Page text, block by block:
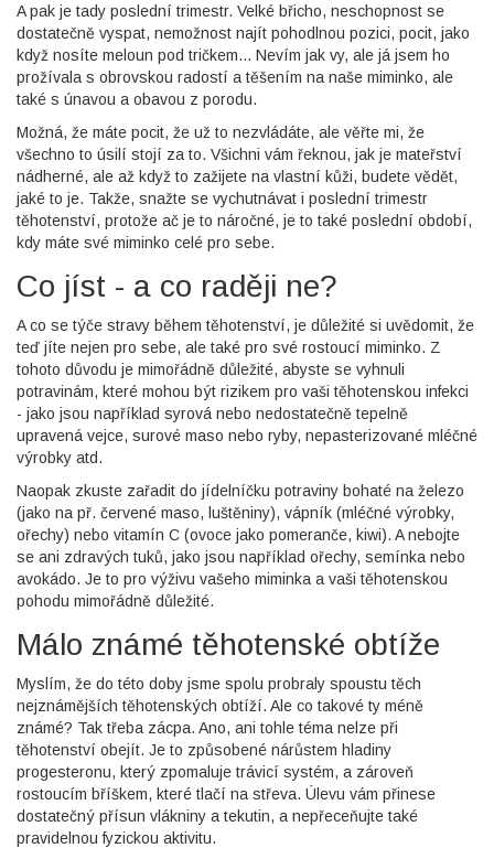
A pak je tady poslední trimestr. Velké břicho, neschopnost se
dostatečně vyspat, nemožnost najít pohodlnou pozici, pocit, jako
když nosíte meloun pod tričkem... Nevím jak vy, ale já jsem ho
prožívala s obrovskou radostí a těšením na naše miminko, ale
také s únavou a obavou z porodu.
Možná, že máte pocit, že už to nezvládáte, ale věřte mi, že
všechno to úsilí stojí za to. Všichni vám řeknou, jak je mateřství
nádherné, ale až když to zažijete na vlastní kůži, budete vědět,
jaké to je. Takže, snažte se vychutnávat i poslední trimestr
těhotenství, protože ač je to náročné, je to také poslední období,
kdy máte své miminko celé pro sebe.
Co jíst - a co raději ne?
A co se týče stravy během těhotenství, je důležité si uvědomit, že
teď jíte nejen pro sebe, ale také pro své rostoucí miminko. Z
tohoto důvodu je mimořádně důležité, abyste se vyhnuli
potravinám, které mohou být rizikem pro vaši těhotenskou infekci
- jako jsou například syrová nebo nedostatečně tepelně
upravená vejce, surové maso nebo ryby, nepasterizované mléčné
výrobky atd.
Naopak zkuste zařadit do jídelníčku potraviny bohaté na železo
(jako na př. červené maso, luštěniny), vápník (mléčné výrobky,
ořechy) nebo vitamín C (ovoce jako pomeranče, kiwi). A nebojte
se ani zdravých tuků, jako jsou například ořechy, semínka nebo
avokádo. Je to pro výživu vašeho miminka a vaši těhotenskou
pohodu mimořádně důležité.
Málo známé těhotenské obtíže
Myslím, že do této doby jsme spolu probraly spoustu těch
nejznámějších těhotenských obtíží. Ale co takové ty méně
známé? Tak třeba zácpa. Ano, ani tohle téma nelze při
těhotenství obejít. Je to způsobené nárůstem hladiny
progesteronu, který zpomaluje trávicí systém, a zároveň
rostoucím bříškem, které tlačí na střeva. Úlevu vám přinese
dostatečný přísun vlákniny a tekutin, a nepřeceňujte také
pravidelnou fyzickou aktivitu.